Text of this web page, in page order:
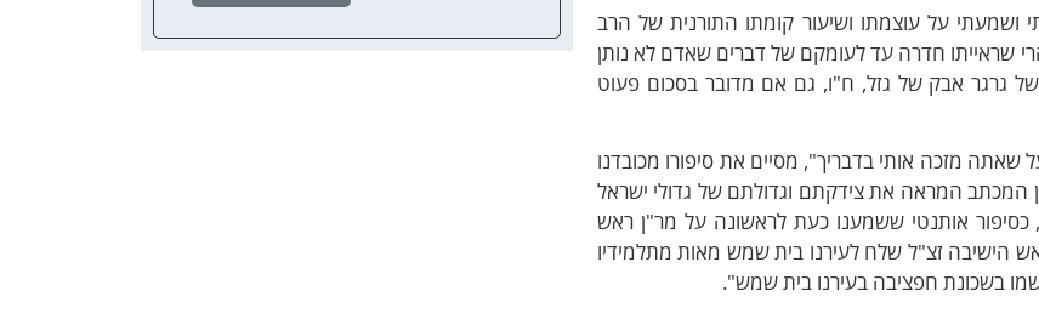
ושמעתי על עוצמתו ושיעור קומתו התורנית של הרב
שראייתו חדרה עד לעומקם של דברים שאדם לא נותן
גרגר אבק של גזל, ח"ו, גם אם מדובר בסכום פעוט
מזכה אותי בדבריך", מסיים את סיפורו מכובדנו
המכתב המראה את צידקתם וגדולתם של גדולי ישראל
אותנטי ששמענו כעת לראשונה על מר"ן ראש
הישיבה זצ"ל שלח לעירנו בית שמש מאות מתלמידיו
שמו בשכונת חפציבה בעירנו בית שמש".